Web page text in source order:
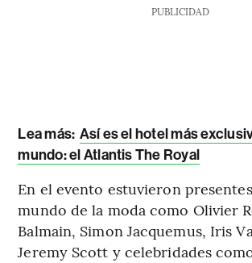
PUBLICIDAD
Lea más: Así es el hotel más
mundo: el Atlantis The Royal
En el evento estuvieron
mundo de la moda como Olivier
Balmain, Simon Jacquemus, Iris
Jeremy Scott y celebridades